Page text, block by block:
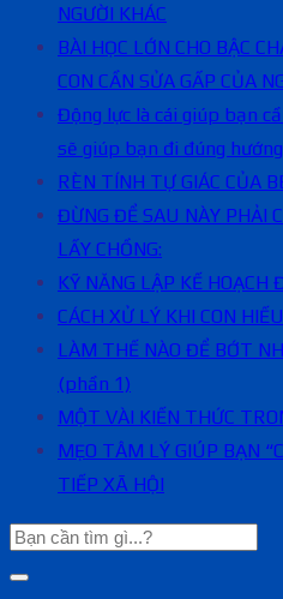
NGƯỜI KHÁC
BÀI HỌC LỚN CHO BẬC
CON CẦN SỬA GẤP CỦA
Động lực là cái giúp bạn
sẽ giúp bạn đi đúng hướng
RÈN TÍNH TỰ GIÁC CỦA
ĐỪNG ĐỂ SAU NÀY PHẢI
LẤY CHỒNG:
KỸ NĂNG LẬP KẾ
CÁCH XỬ LÝ KHI CON
LÀM THẾ NÀO ĐỂ BỚT
(phần 1)
MỘT VÀI KIẾN THỨC
MẸO TÂM LÝ GIÚP BẠN
TIẾP XÃ HỘI